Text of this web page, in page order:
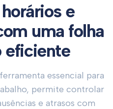
e
uma folha
eficiente
essencial para
permite controlar
e atrasos com